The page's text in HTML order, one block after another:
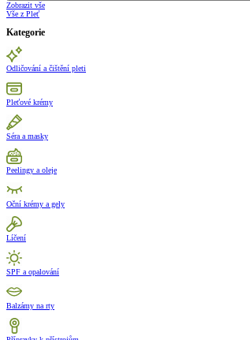
Zobrazit vše
Vše z Pleť
Kategorie
Odličování a čištění pleti
Pleťové krémy
Séra a masky
Peelingy a oleje
Oční krémy a gely
Líčení
SPF a opalování
Balzámy na rty